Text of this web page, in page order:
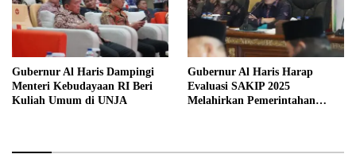
Gubernur Al Haris Dampingi
Menteri Kebudayaan RI Beri
Kuliah Umum di UNJA
Gubernur Al Haris Harap
Evaluasi SAKIP 2025
Melahirkan Pemerintahan